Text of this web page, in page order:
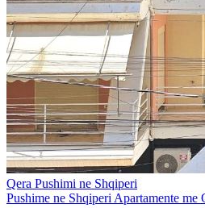
Qera Pushimi ne Shqiperi
Pushime ne Shqiperi Apartamente me